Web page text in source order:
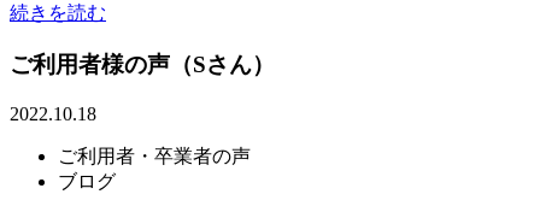
続きを読む
ご利用者様の声（Sさん）
2022.10.18
ご利用者・卒業者の声
ブログ